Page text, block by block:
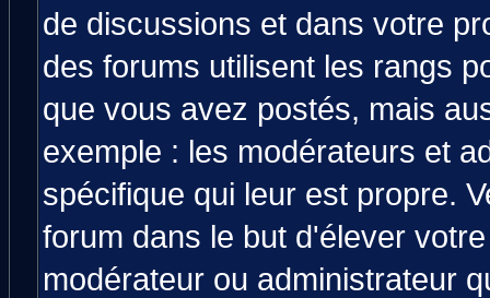
de discussions et dans votre
des forums utilisent les rangs
que vous avez postés, mais
exemple : les modérateurs et
spécifique qui leur est propre.
forum dans le but d'élever
modérateur ou administrateur